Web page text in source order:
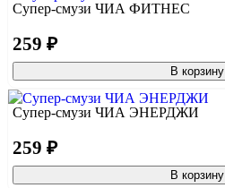
Супер-смузи ЧИА ФИТНЕС
259 ₽
В корзину
Супер-смузи ЧИА ЭНЕРДЖИ
259 ₽
В корзину